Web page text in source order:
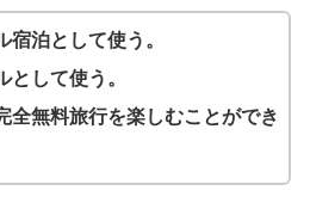
宿泊として使う。
として使う。
全無料旅行を楽しむことができ